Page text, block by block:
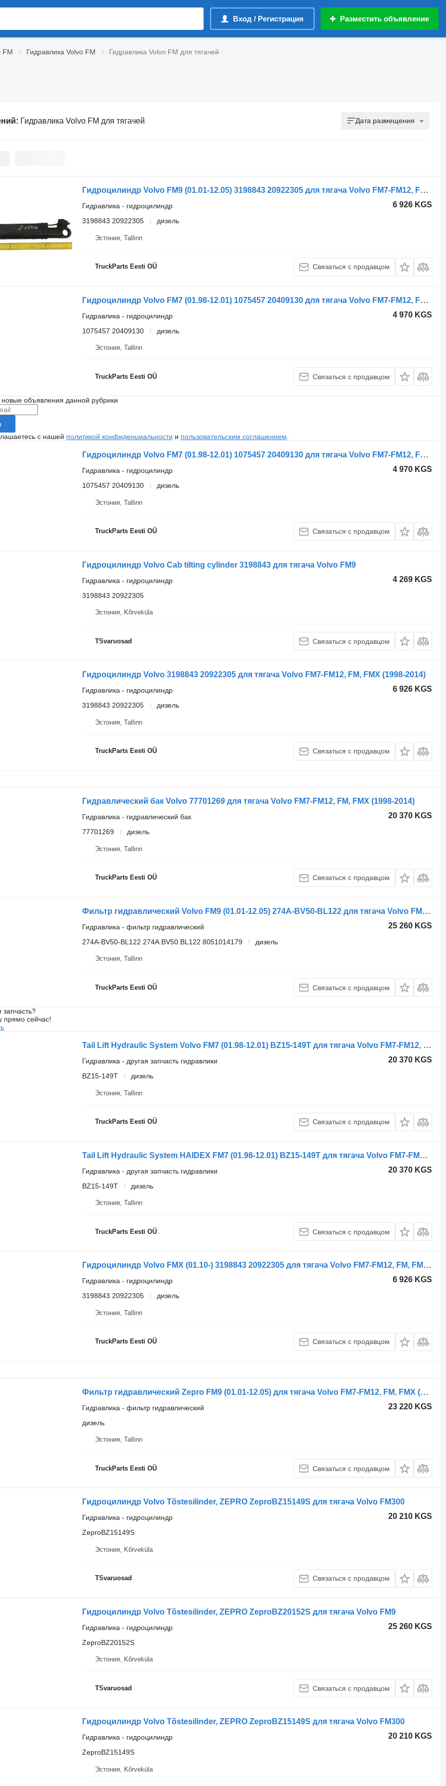
Вход / Регистрация Разместить объявление
FM Гидравлика Volvo FM Гидравлика Volvo FM для тягачей
Гидравлика Volvo FM для тягачей Дата размещения
Гидроцилиндр Volvo FM9 (01.01-12.05) 3198843 20922305 для тягача Volvo FM7-FM12, FM, FMX (1998-2014)
6 926 KGS
Гидравлика - гидроцилиндр
3198843 20922305
дизель
Эстония, Tallinn
TruckParts Eesti OÜ Связаться с продавцом
Гидроцилиндр Volvo FM7 (01.98-12.01) 1075457 20409130 для тягача Volvo FM7-FM12, FM, FMX (1998-2014)
4 970 KGS
Гидравлика - гидроцилиндр
1075457 20409130
дизель
Эстония, Tallinn
TruckParts Eesti OÜ Связаться с продавцом
объявления данной рубрики
с нашей политикой конфиденциальности и пользовательским соглашением
Гидроцилиндр Volvo FM7 (01.98-12.01) 1075457 20409130 для тягача Volvo FM7-FM12, FM, FMX (1998-2014)
4 970 KGS
Гидравлика - гидроцилиндр
1075457 20409130
дизель
Эстония, Tallinn
TruckParts Eesti OÜ Связаться с продавцом
Гидроцилиндр Volvo Cab tilting cylinder 3198843 для тягача Volvo FM9
4 269 KGS
Гидравлика - гидроцилиндр
3198843 20922305
Эстония, Kõrveküla
TSvaruosad Связаться с продавцом
Гидроцилиндр Volvo 3198843 20922305 для тягача Volvo FM7-FM12, FM, FMX (1998-2014)
6 926 KGS
Гидравлика - гидроцилиндр
3198843 20922305
дизель
Эстония, Tallinn
TruckParts Eesti OÜ Связаться с продавцом
Гидравлический бак Volvo 77701269 для тягача Volvo FM7-FM12, FM, FMX (1998-2014)
20 370 KGS
Гидравлика - гидравлический бак
77701269
дизель
Эстония, Tallinn
TruckParts Eesti OÜ Связаться с продавцом
Фильтр гидравлический Volvo FM9 (01.01-12.05) 274A-BV50-BL122 для тягача Volvo FM7-FM12, FM, FMX (1998-2014)
25 260 KGS
Гидравлика - фильтр гидравлический
274A-BV50-BL122 274A.BV50.BL122 8051014179
дизель
Эстония, Tallinn
TruckParts Eesti OÜ Связаться с продавцом
прямо сейчас!
Tail Lift Hydraulic System Volvo FM7 (01.98-12.01) BZ15-149T для тягача Volvo FM7-FM12, FM, FMX (1998-2014)
20 370 KGS
Гидравлика - другая запчасть гидравлики
BZ15-149T
дизель
Эстония, Tallinn
TruckParts Eesti OÜ Связаться с продавцом
Tail Lift Hydraulic System HAIDEX FM7 (01.98-12.01) BZ15-149T для тягача Volvo FM7-FM12, FM, FMX (1998-2014)
20 370 KGS
Гидравлика - другая запчасть гидравлики
BZ15-149T
дизель
Эстония, Tallinn
TruckParts Eesti OÜ Связаться с продавцом
Гидроцилиндр Volvo FMX (01.10-) 3198843 20922305 для тягача Volvo FM7-FM12, FM, FMX (1998-2014)
6 926 KGS
Гидравлика - гидроцилиндр
3198843 20922305
дизель
Эстония, Tallinn
TruckParts Eesti OÜ Связаться с продавцом
Фильтр гидравлический Zepro FM9 (01.01-12.05) для тягача Volvo FM7-FM12, FM, FMX (1998-2014)
23 220 KGS
Гидравлика - фильтр гидравлический
дизель
Эстония, Tallinn
TruckParts Eesti OÜ Связаться с продавцом
Гидроцилиндр Volvo Tõstesilinder, ZEPRO ZeproBZ15149S для тягача Volvo FM300
20 210 KGS
Гидравлика - гидроцилиндр
ZeproBZ15149S
Эстония, Kõrveküla
TSvaruosad Связаться с продавцом
Гидроцилиндр Volvo Tõstesilinder, ZEPRO ZeproBZ20152S для тягача Volvo FM9
25 260 KGS
Гидравлика - гидроцилиндр
ZeproBZ20152S
Эстония, Kõrveküla
TSvaruosad Связаться с продавцом
Гидроцилиндр Volvo Tõstesilinder, ZEPRO ZeproBZ15149S для тягача Volvo FM300
20 210 KGS
Гидравлика - гидроцилиндр
ZeproBZ15149S
Эстония, Kõrveküla